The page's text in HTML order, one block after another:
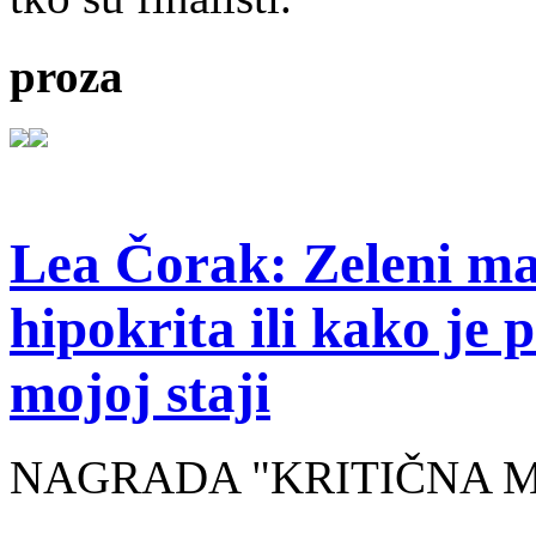
proza
Lea Čorak: Zeleni
hipokrita ili kako je
mojoj staji
NAGRADA "KRITIČNA